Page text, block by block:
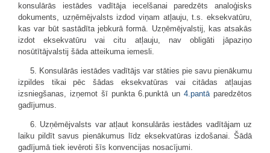
konsulārās iestādes vadītāja iecelšanai paredzēts analoģisks
dokuments, uzņēmējvalsts izdod viņam atļauju, t.s. eksekvatūru,
kas var būt sastādīta jebkurā formā. Uzņēmējvalstij, kas atsakās
izdot eksekvatūru vai citu atļauju, nav obligāti jāpaziņo
nosūtītājvalstij šāda atteikuma iemesli.
5. Konsulārās iestādes vadītājs var stāties pie savu pienākumu
izpildes tikai pēc šādas eksekvatūras vai citādas atļaujas
izsniegšanas, izņemot šī punkta 6.punktā un4.pantāparedzētos
gadījumus.
6. Uzņēmējvalsts var atļaut konsulārās iestādes vadītājam uz
laiku pildīt savus pienākumus līdz eksekvatūras izdošanai. Šādā
gadījumā tiek ievēroti šīs konvencijas nosacījumi.